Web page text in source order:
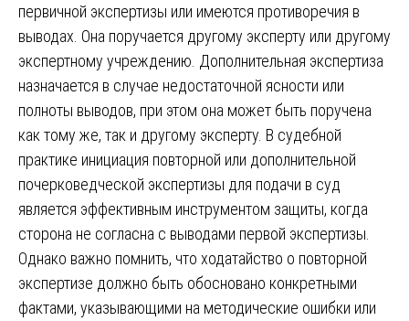
первичной экспертизы или имеются противоречия в
выводах. Она поручается другому эксперту или другому
экспертному учреждению. Дополнительная экспертиза
назначается в случае недостаточной ясности или
полноты выводов, при этом она может быть поручена
как тому же, так и другому эксперту. В судебной
практике инициация повторной или дополнительной
почерковедческой экспертизы для подачи в суд
является эффективным инструментом защиты, когда
сторона не согласна с выводами первой экспертизы.
Однако важно помнить, что ходатайство о повторной
экспертизе должно быть обосновано конкретными
фактами, указывающими на методические ошибки или